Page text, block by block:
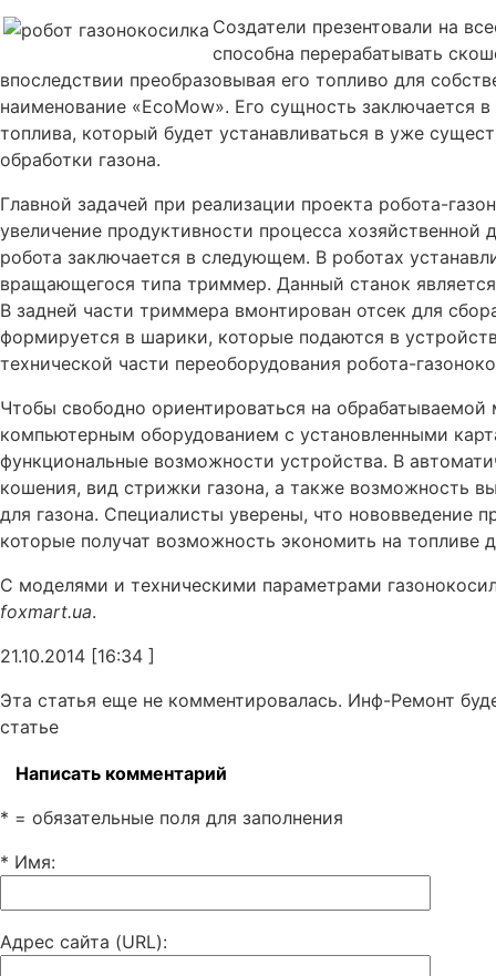
Создатели презентовали на
способна перерабатывать
впоследствии преобразовывая его топливо для
наименование «EcoMow». Его сущность заключается
топлива, который будет устанавливаться в уже
обработки газона.
Главной задачей при реализации проекта робота-
увеличение продуктивности процесса
робота заключается в следующем. В роботах
вращающегося типа триммер. Данный станок
В задней части триммера вмонтирован отсек для
формируется в шарики, которые подаются в
технической части переоборудования робота-
Чтобы свободно ориентироваться на
компьютерным оборудованием с установленными
функциональные возможности устройства. В
кошения, вид стрижки газона, а также возможность
для газона. Специалисты уверены, что нововведение
которые получат возможность экономить на топливе
С моделями и техническими параметрами
foxmart.ua.
21.10.2014 [16:34 ]
Эта статья еще не комментировалась. Инф-Ремонт
статье
Написать комментарий
* = обязательные поля для заполнения
* Имя:
Адрес сайта (URL):